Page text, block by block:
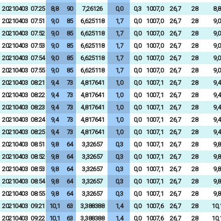
20210403 07:25 8,8 90 7,26126 0,0 0,3 1007,0 26,7 28
8,8
20210403 07:51 9,0 85 6,625118 1,7 0,0 1007,0 26,7 28
9,0
20210403 07:52 9,0 85 6,625118 1,7 0,0 1007,0 26,7 28
9,0
20210403 07:53 9,0 85 6,625118 1,7 0,0 1007,0 26,7 28
9,0
20210403 07:54 9,0 85 6,625118 1,7 0,0 1007,0 26,7 28
9,0
20210403 07:55 9,0 85 6,625118 1,7 0,0 1007,0 26,7 28
9,0
20210403 08:21 9,4 73 4,817641 1,0 0,0 1007,1 26,7 28
9,4
20210403 08:22 9,4 73 4,817641 1,0 0,0 1007,1 26,7 28
9,4
20210403 08:23 9,4 73 4,817641 1,0 0,0 1007,1 26,7 28
9,4
20210403 08:24 9,4 73 4,817641 1,0 0,0 1007,1 26,7 28
9,4
20210403 08:25 9,4 73 4,817641 1,0 0,0 1007,1 26,7 28
9,4
20210403 08:51 9,8 64 3,32657 0,3 0,0 1007,1 26,7 28
9,8
20210403 08:52 9,8 64 3,32657 0,3 0,0 1007,1 26,7 28
9,8
20210403 08:53 9,8 64 3,32657 0,3 0,0 1007,1 26,7 28
9,8
20210403 08:54 9,8 64 3,32657 0,3 0,0 1007,1 26,7 28
9,8
20210403 08:55 9,8 64 3,32657 0,3 0,0 1007,1 26,7 28
9,8
20210403 09:21 10,1 63 3,388388 1,4 0,0 1007,6 26,7 28
20210403 09:22 10,1 63 3,388388 1,4 0,0 1007,6 26,7 28